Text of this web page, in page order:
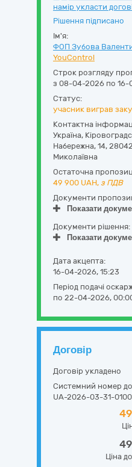
намір укласти
Рішення підписано
Ім'я:
ФОП Зубова
YouControl
Строк розгляду
з 08-04-2026 по 16-
Статус:
учасник виграв
Контактна
Україна,
Набережна, 14, 28042
Миколаївна
Остаточна
49 900 UAH, з ПДВ
Документи
Показати
Документи рішення:
Показати
Дата акцепта:
16-04-2026, 15:23
Період подачі
по 22-04-2026,
Договір
Договір укладено
Системний номер
UA-2026-03-31-
Ціна